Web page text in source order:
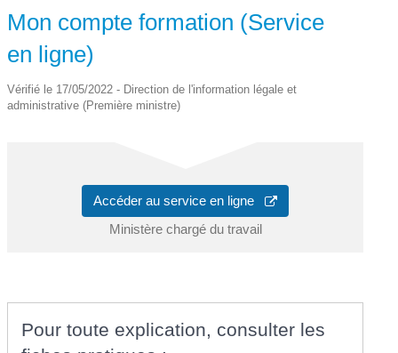
Mon compte formation (Service
en ligne)
Vérifié le 17/05/2022 - Direction de l'information légale et
administrative (Première ministre)
Accéder au service en ligne
Ministère chargé du travail
Pour toute explication, consulter les